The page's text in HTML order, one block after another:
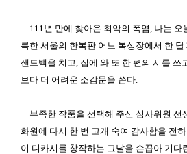
111년 만에 찾아온 최악의 폭염, 나는 오
록한 서울의 한복판 어느 복싱장에서 한
샌드백을 치고, 집에 와 또 한 편의 시를 쓰
보다 더 어려운 소감문을 쓴다.
부족한 작품을 선택해 주신 심사위원 선
화원에 다시 한 번 고개 숙여 감사함을 전하
이 디카시를 창작하는 그날을 손꼽아 기다